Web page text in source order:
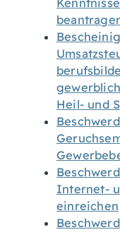
Heil- und
Internet-
einreichen